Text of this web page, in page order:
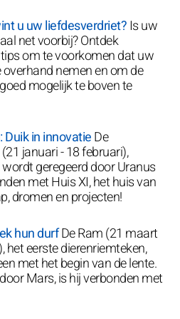
u uw liefdesverdriet?Is uw
net voorbij? Ontdek
om te voorkomen dat uw
nemen en om de
mogelijk te boven te
in innovatieDe
januari - 18 februari),
geregeerd door Uranus
met Huis XI, het huis van
dromen en projecten!
hun durfDe Ram (21 maart
het eerste dierenriemteken,
met het begin van de lente.
Mars, is hij verbonden met